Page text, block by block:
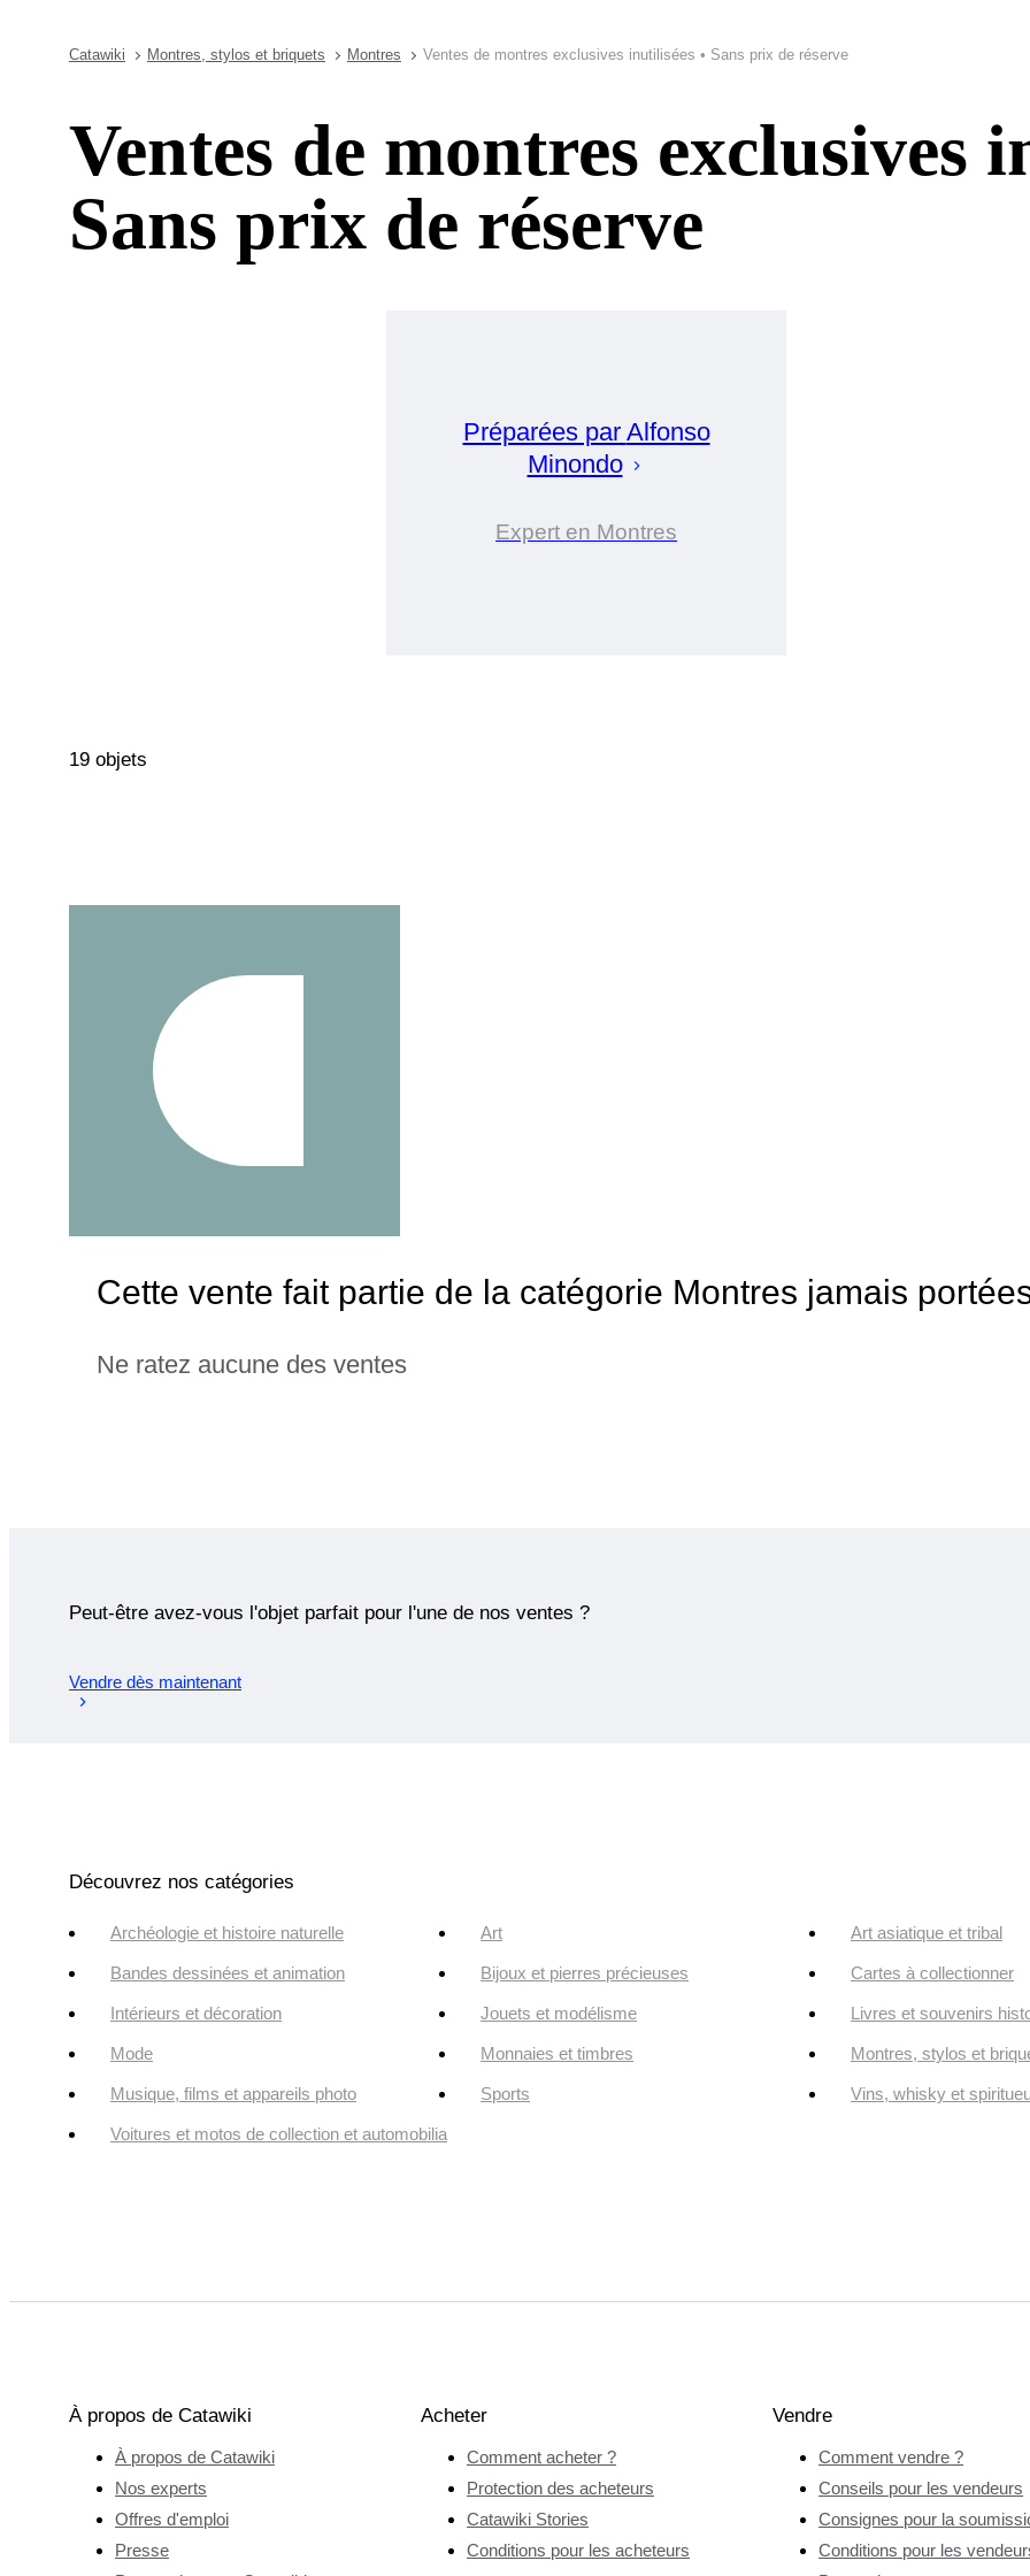
Catawiki Montres, stylos et briquets Montres Ventes de montres exclusives inutilisées • Sans prix de réserve
Ventes de montres exclusives
Sans prix de réserve
Préparées par Alfonso
Minondo
Expert en Montres
19 objets
Cette vente fait partie de la catégorie Montres jamais
Ne ratez aucune des ventes
Peut-être avez-vous l'objet parfait pour l'une de nos ventes ?
Vendre dès maintenant
Découvrez nos catégories
Archéologie et histoire naturelle Art Art asiatique et tribal
Bandes dessinées et animation Bijoux et pierres précieuses Cartes à collectionner
Intérieurs et décoration Jouets et modélisme Livres et souvenirs
Mode Monnaies et timbres Montres, stylos et
Musique, films et appareils photo Sports Vins, whisky et
Voitures et motos de collection et automobilia
À propos de Catawiki
À propos de Catawiki
Nos experts
Offres d'emploi
Presse
Acheter
Comment acheter ?
Protection des acheteurs
Catawiki Stories
Conditions pour les acheteurs
Vendre
Comment vendre ?
Conseils pour les vendeurs
Consignes pour la
Conditions pour les